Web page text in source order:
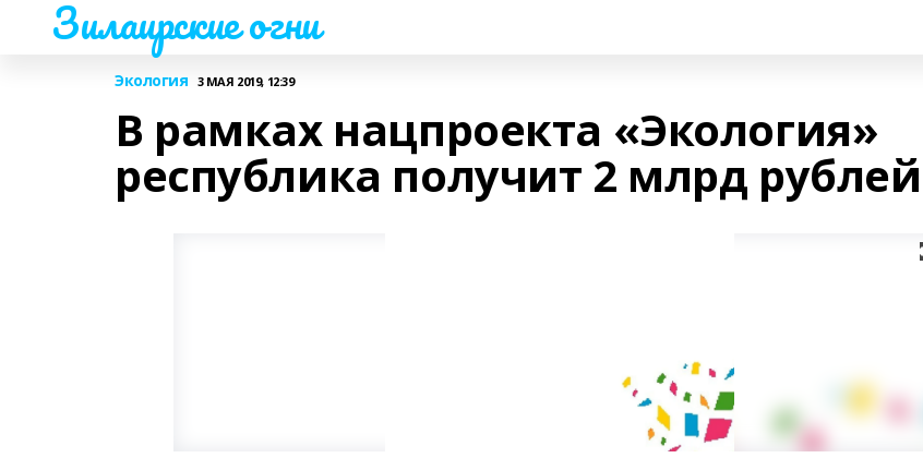
Зилаирские огни
Экология 3 МАЯ 2019, 12:39
В рамках нацпроекта «Экология»
республика получит 2 млрд рублей